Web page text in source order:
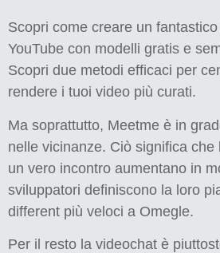
Scopri come creare un
YouTube con modelli gratis e
Scopri due metodi efficaci per
rendere i tuoi video più curati.
Ma soprattutto, Meetme è in
nelle vicinanze. Ciò significa che
un vero incontro aumentano in
sviluppatori definiscono la loro
different più veloci a Omegle.
Per il resto la videochat è